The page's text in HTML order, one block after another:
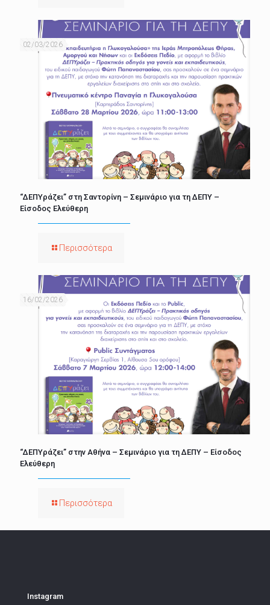
02/03/2026
“ΔΕΠΥράζει” στη Σαντορίνη – Σεμινάριο για τη ΔΕΠΥ –
Είσοδος Ελεύθερη
Περισσότερα
16/02/2026
“ΔΕΠΥράζει” στην Αθήνα – Σεμινάριο για τη ΔΕΠΥ – Είσοδος
Ελεύθερη
Περισσότερα
Instagram